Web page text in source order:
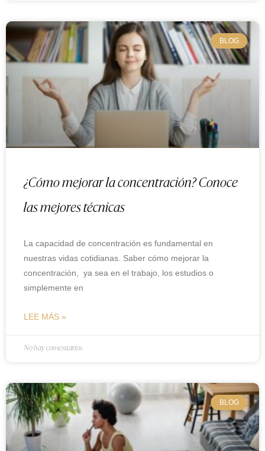
BLOG
¿Cómo mejorar la concentración? Conoce
las mejores técnicas
La capacidad de concentración es fundamental en
nuestras vidas cotidianas. Saber cómo mejorar la
concentración, ya sea en el trabajo, los estudios o
simplemente en
LEE MÁS »
No hay comentarios
BLOG